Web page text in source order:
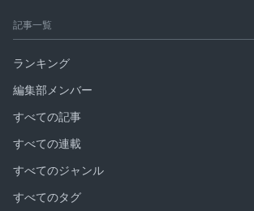
記事一覧
ランキング
編集部メンバー
すべての記事
すべての連載
すべてのジャンル
すべてのタグ